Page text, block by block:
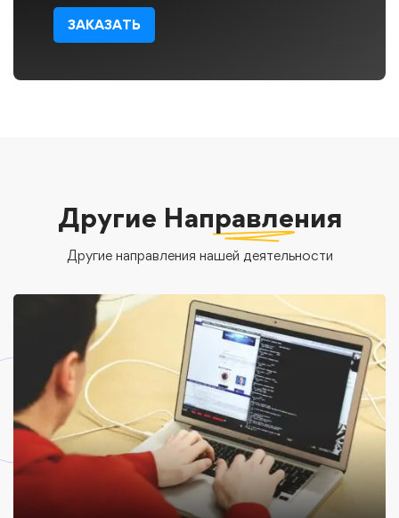
ЗАКАЗАТЬ
Другие Направления
Другие направления нашей деятельности